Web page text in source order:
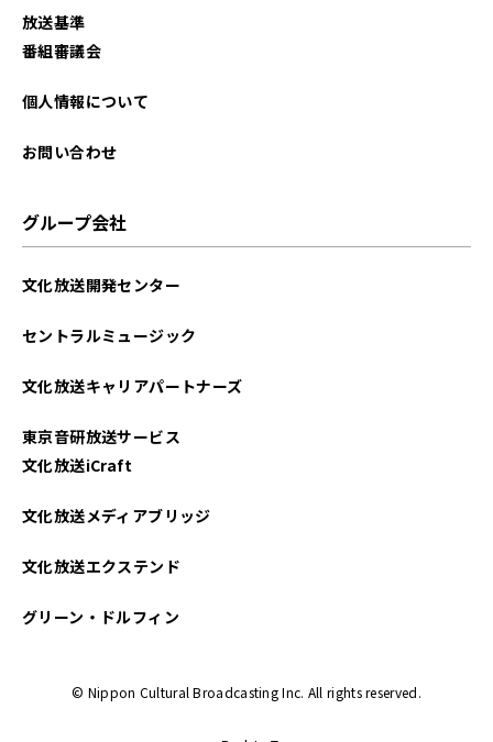
2025年07月
2025年04月
2024年11月
2024年10月
2024年09月
放送基準
番組審議会
個人情報について
お問い合わせ
グループ会社
文化放送開発センター
セントラルミュージック
文化放送キャリアパートナーズ
東京音研放送サービス
文化放送iCraft
文化放送メディアブリッジ
文化放送エクステンド
グリーン・ドルフィン
© Nippon Cultural Broadcasting Inc. All rights reserved.